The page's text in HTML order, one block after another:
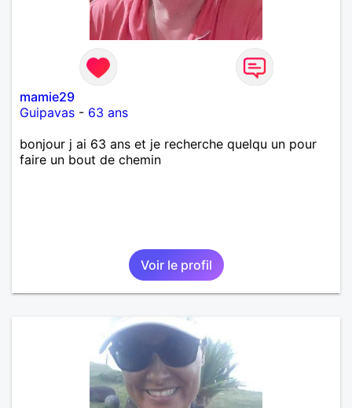
mamie29
Guipavas - 63 ans
bonjour j ai 63 ans et je recherche quelqu un pour
faire un bout de chemin
Voir le profil